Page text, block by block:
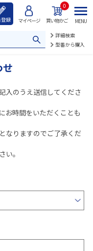
録 マイページ 買い物かご
0
詳細検索
型番から購入
MENU
せ
入のうえ送信してくださ
お時間をいただくことも
なりますのでご了承くだ
い。